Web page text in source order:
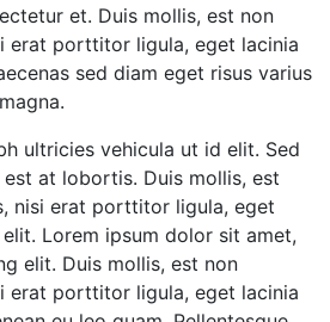
et. Duis mollis, est non
erat porttitor ligula, eget lacinia
sed diam eget risus varius
ultricies vehicula ut id elit. Sed
at lobortis. Duis mollis, est
nisi erat porttitor ligula, eget
Lorem ipsum dolor sit amet,
elit. Duis mollis, est non
erat porttitor ligula, eget lacinia